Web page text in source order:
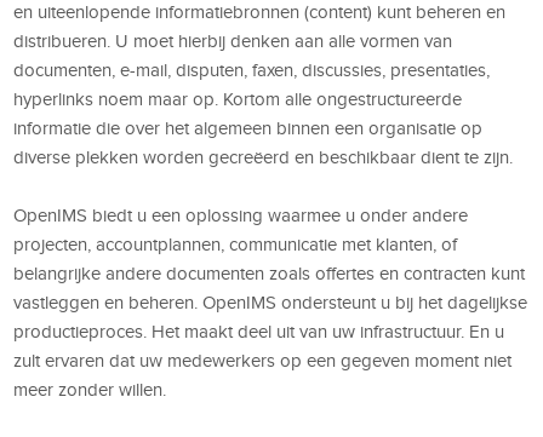
en uiteenlopende informatiebronnen (content) kunt beheren en
distribueren. U moet hierbij denken aan alle vormen van
documenten, e-mail, disputen, faxen, discussies, presentaties,
hyperlinks noem maar op. Kortom alle ongestructureerde
informatie die over het algemeen binnen een organisatie op
diverse plekken worden gecreëerd en beschikbaar dient te zijn.
OpenIMS biedt u een oplossing waarmee u onder andere
projecten, accountplannen, communicatie met klanten, of
belangrijke andere documenten zoals offertes en contracten kunt
vastleggen en beheren. OpenIMS ondersteunt u bij het dagelijkse
productieproces. Het maakt deel uit van uw infrastructuur. En u
zult ervaren dat uw medewerkers op een gegeven moment niet
meer zonder willen.